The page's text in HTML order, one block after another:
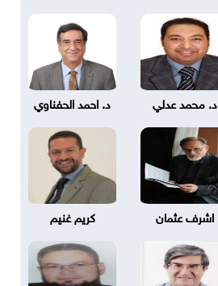
د. محمد عدلي د. احمد الحفناوي
اشرف عثمان كريم غنيم